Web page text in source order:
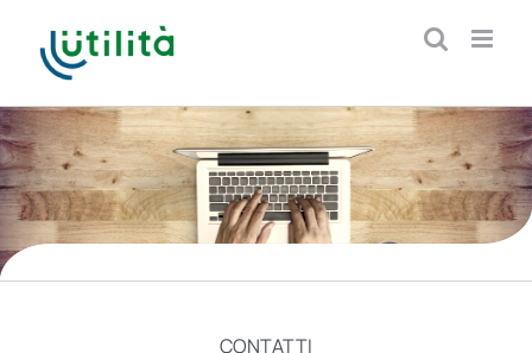
contenuto
CONTATTI